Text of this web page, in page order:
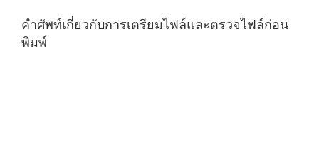
คำศัพท์เกี่ยวกับการเตรียมไฟล์และตรวจไฟล์ก่อน
พิมพ์